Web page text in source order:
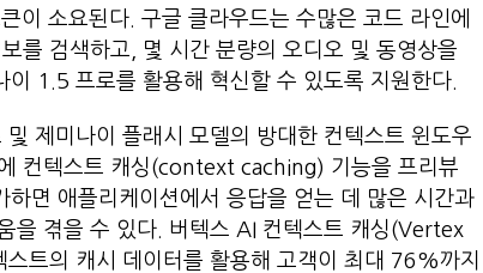
이 소요된다. 구글 클라우드는 수많은 코드 라인에
를 검색하고, 몇 시간 분량의 오디오 및 동영상을
1.5 프로를 활용해 혁신할 수 있도록 지원한다.
제미나이 플래시 모델의 방대한 컨텍스트 윈도우
컨텍스트 캐싱(context caching) 기능을 프리뷰
면 애플리케이션에서 응답을 얻는 데 많은 시간과
을 겪을 수 있다. 버텍스 AI 컨텍스트 캐싱(Vertex
트의 캐시 데이터를 활용해 고객이 최대 76%까지